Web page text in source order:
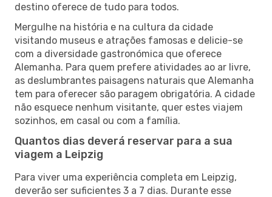
destino oferece de tudo para todos.
Mergulhe na história e na cultura da cidade
visitando museus e atrações famosas e delicie-se
com a diversidade gastronómica que oferece
Alemanha. Para quem prefere atividades ao ar livre,
as deslumbrantes paisagens naturais que Alemanha
tem para oferecer são paragem obrigatória. A cidade
não esquece nenhum visitante, quer estes viajem
sozinhos, em casal ou com a família.
Quantos dias deverá reservar para a sua
viagem a Leipzig
Para viver uma experiência completa em Leipzig,
deverão ser suficientes 3 a 7 dias. Durante esse